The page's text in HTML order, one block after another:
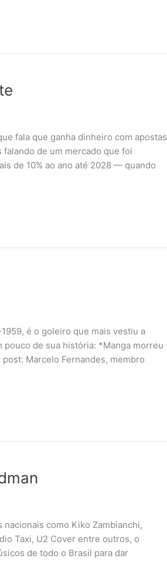
fala que ganha dinheiro com apostas
de um mercado que foi
de 10% ao ano até 2028 — quando
é o goleiro que mais vestiu a
pouco de sua história: *Manga morreu
Marcelo Fernandes, membro
como Kiko Zambianchi,
Taxi, U2 Cover entre outros, o
de todo o Brasil para dar